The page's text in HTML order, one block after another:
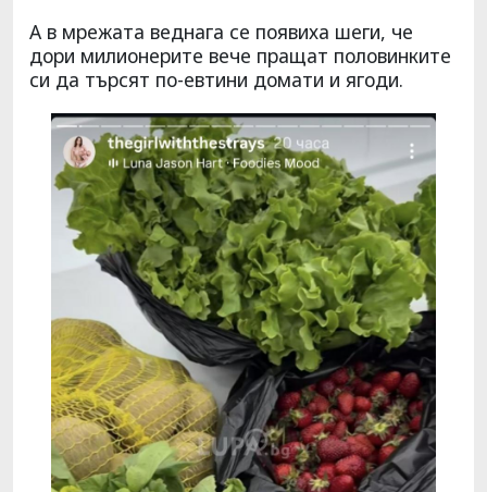
А в мрежата веднага се появиха шеги, че
дори милионерите вече пращат половинките
си да търсят по-евтини домати и ягоди.